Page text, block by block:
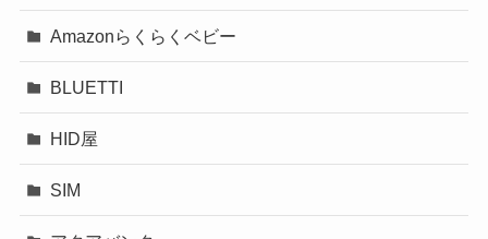
Amazonらくらくベビー
BLUETTI
HID屋
SIM